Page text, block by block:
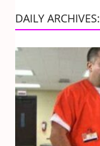
DAILY ARCHIVES: